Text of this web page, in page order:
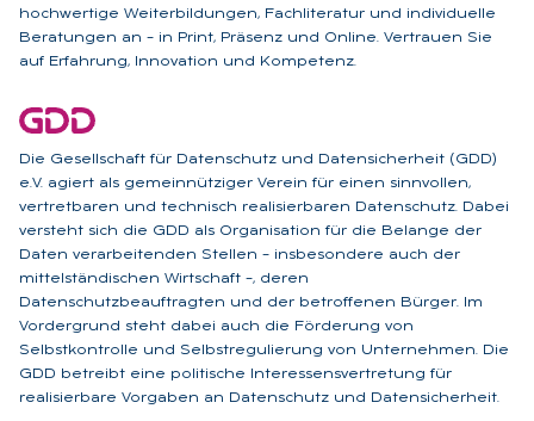
hochwertige Weiterbildungen, Fachliteratur und individuelle
Beratungen an – in Print, Präsenz und Online. Vertrauen Sie
auf Erfahrung, Innovation und Kompetenz.
Die Gesellschaft für Datenschutz und Datensicherheit (GDD)
e.V. agiert als gemeinnütziger Verein für einen sinnvollen,
vertretbaren und technisch realisierbaren Datenschutz. Dabei
versteht sich die GDD als Organisation für die Belange der
Daten verarbeitenden Stellen – insbesondere auch der
mittelständischen Wirtschaft –, deren
Datenschutzbeauftragten und der betroffenen Bürger. Im
Vordergrund steht dabei auch die Förderung von
Selbstkontrolle und Selbstregulierung von Unternehmen. Die
GDD betreibt eine politische Interessensvertretung für
realisierbare Vorgaben an Datenschutz und Datensicherheit.